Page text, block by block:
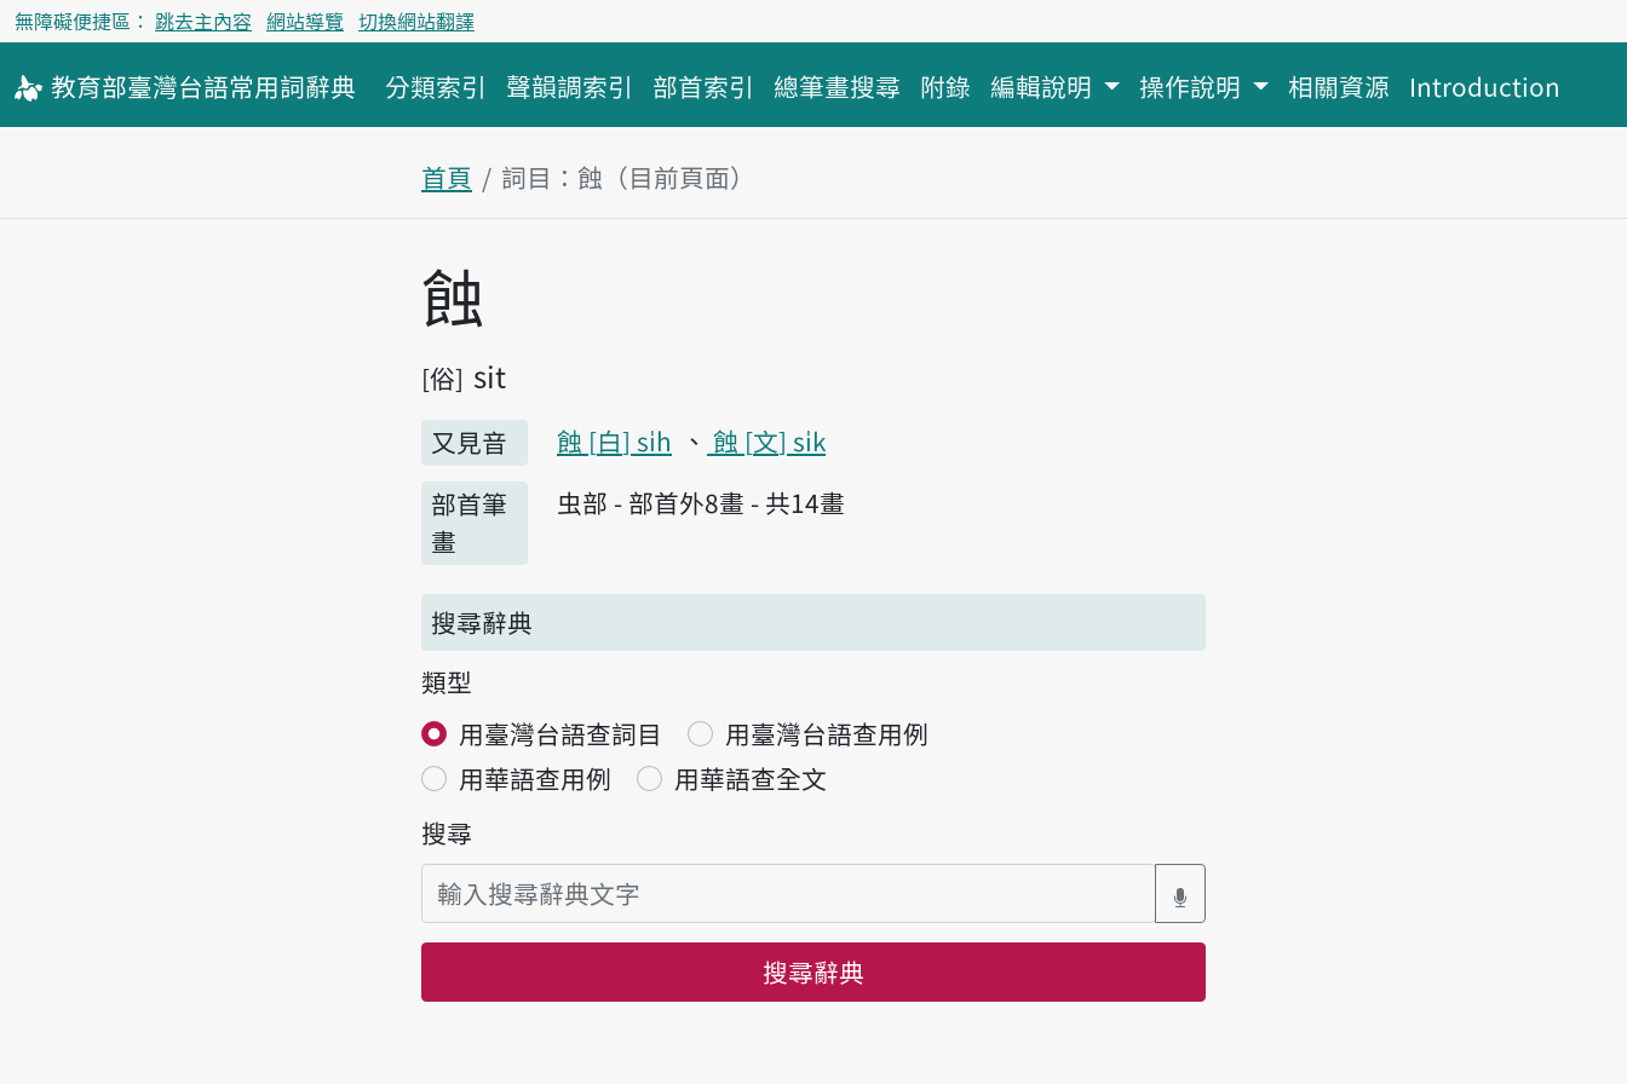
無障礙便捷區： 跳去主內容 網站導覽 切換網站翻譯
教育部臺灣台語常用詞辭典 分類索引 聲韻調索引 部首索引 總筆畫搜尋 附錄 編輯說明 操作說明 相關資源 Introduction
首頁 詞目：蝕（目前頁面）
主內容區塊
蝕
俗 sit
又見音 蝕 白 si̍h 蝕 文 si̍k
部首筆
畫
虫部 - 部首外8畫 - 共14畫
搜尋辭典
類型
用臺灣台語查詞目
用臺灣台語查用例
用華語查用例
用華語查全文
搜尋
搜尋辭典